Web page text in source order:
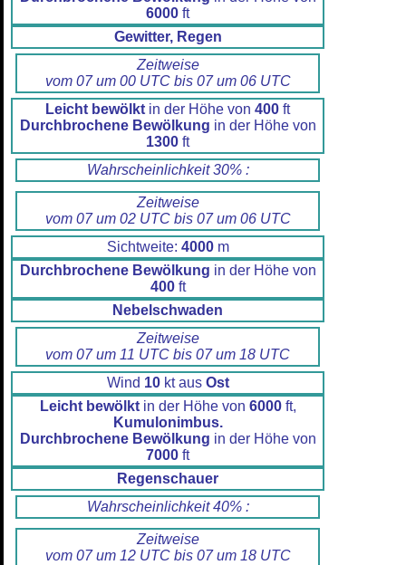
6000 ft
Gewitter, Regen
Zeitweise
vom 07 um 00 UTC bis 07 um 06 UTC
Leicht bewölkt in der Höhe von 400 ft
Durchbrochene Bewölkung in der Höhe von
1300 ft
Wahrscheinlichkeit 30% :
Zeitweise
vom 07 um 02 UTC bis 07 um 06 UTC
Sichtweite: 4000m
Durchbrochene Bewölkung in der Höhe von
400ft
Nebelschwaden
Zeitweise
vom 07 um 11 UTC bis 07 um 18 UTC
Wind 10kt aus Ost
Leicht bewölktin der Höhe von 6000ft,
Kumulonimbus.
Durchbrochene Bewölkung in der Höhe von
7000 ft
Regenschauer
Wahrscheinlichkeit 40% :
Zeitweise
vom 07 um 12 UTC bis 07 um 18 UTC